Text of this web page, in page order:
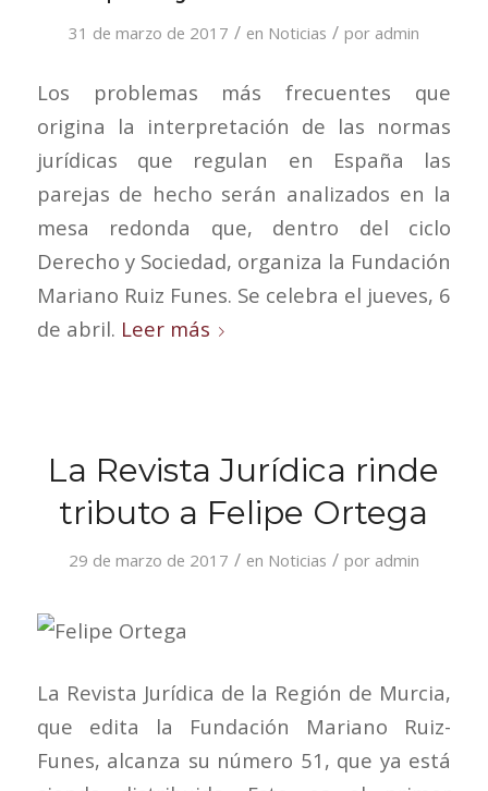
31 de marzo de 2017 / en Noticias / por admin
Los problemas más frecuentes que
origina la interpretación de las normas
jurídicas que regulan en España las
parejas de hecho serán analizados en la
mesa redonda que, dentro del ciclo
Derecho y Sociedad, organiza la Fundación
Mariano Ruiz Funes. Se celebra el jueves, 6
de abril. Leer más
La Revista Jurídica rinde
tributo a Felipe Ortega
29 de marzo de 2017 / en Noticias / por admin
La Revista Jurídica de la Región de Murcia,
que edita la Fundación Mariano Ruiz-
Funes, alcanza su número 51, que ya está